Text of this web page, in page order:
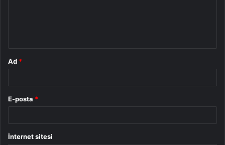
Ad *
E-posta *
İnternet sitesi